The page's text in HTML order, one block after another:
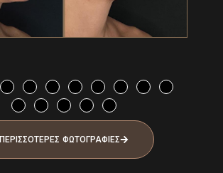
ΠΕΡΙΣΣΟΤΕΡΕΣ ΦΩΤΟΓΡΑΦΙΕΣ